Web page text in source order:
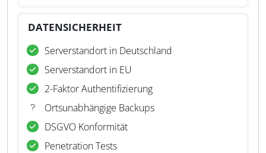
DATENSICHERHEIT
Serverstandort in Deutschland
Serverstandort in EU
2-Faktor Authentifizierung
Ortsunabhängige Backups
DSGVO Konformität
Penetration Tests